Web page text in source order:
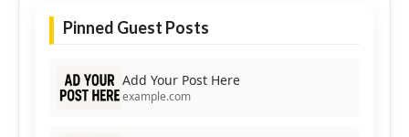
Pinned Guest Posts
Add Your Post Here
example.com